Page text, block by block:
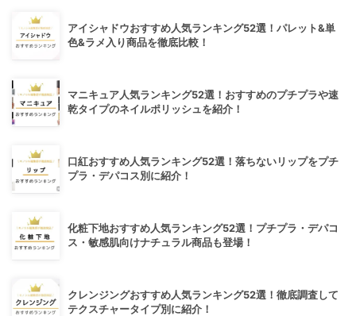
アイシャドウおすすめ人気ランキング52選！パレット&単
色&ラメ入り商品を徹底比較！
マニキュア人気ランキング52選！おすすめのプチプラや速
乾タイプのネイルポリッシュを紹介！
口紅おすすめ人気ランキング52選！落ちないリップをプチ
プラ・デパコス別に紹介！
化粧下地おすすめ人気ランキング52選！プチプラ・デパコ
ス・敏感肌向けナチュラル商品も登場！
クレンジングおすすめ人気ランキング52選！徹底調査して
テクスチャータイプ別に紹介！